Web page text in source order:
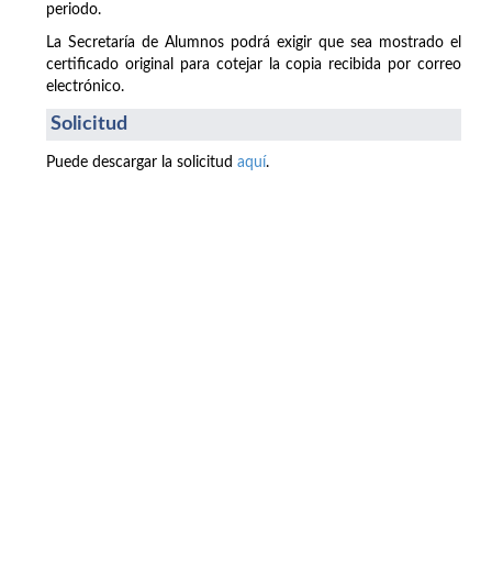
periodo.
La Secretaría de Alumnos podrá exigir que sea mostrado el
certificado original para cotejar la copia recibida por correo
electrónico.
Solicitud
Puede descargar la solicitud aquí.